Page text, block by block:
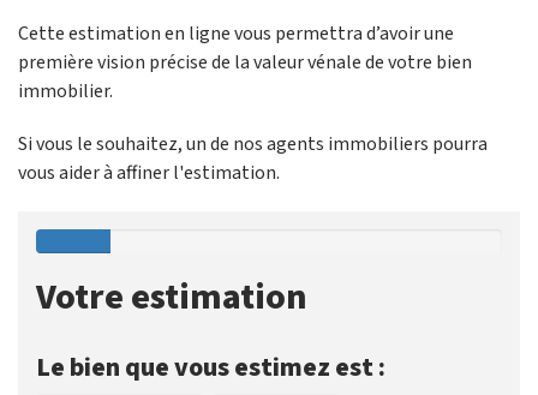
Cette estimation en ligne vous permettra d’avoir une
première vision précise de la valeur vénale de votre bien
immobilier.
Si vous le souhaitez, un de nos agents immobiliers pourra
vous aider à affiner l'estimation.
Votre estimation
Le bien que vous estimez est :